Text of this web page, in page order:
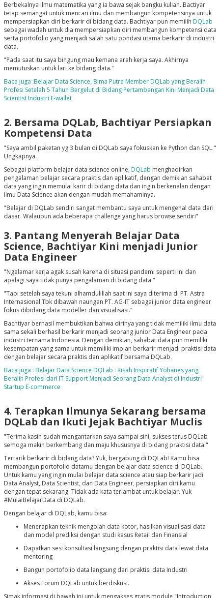
Berbekalnya ilmu matematika yang ia bawa sejak bangku kuliah. Bactiyar
tetap semangat untuk mencari ilmu dan membangun kompetensinya untuk
mempersiapkan diri berkarir di bidang data. Bachtiyar pun memilih DQLab
sebagai wadah untuk dia mempersiapkan diri membangun kompetensi data
serta portofolio yang menjadi salah satu pondasi utama berkarir di industri
data.
"Pada saat itu saya bingung mau kemana arah kerja saya. Akhirnya
memutuskan untuk lari ke bidang data."
Baca juga :Belajar Data Science, Bima Putra Member DQLab yang Beralih
Profesi Setelah 5 Tahun Bergelut di Bidang Pertambangan Kini Menjadi Data
Scientist Industri E-wallet
2. Bersama DQLab, Bachtiyar Persiapkan
Kompetensi Data
"Saya ambil paketan yg 3 bulan di DQLab saya fokuskan ke Python dan SQL."
Ungkapnya.
Sebagai platform belajar data science online, DQLab menghadirkan
pengalaman belajar secara praktis dan aplikatif, dengan demikian sahabat
data yang ingin memulai karir di bidang data dan ingin berkenalan dengan
ilmu Data Science akan dengan mudah memahaminya.
"Belajar di DQLab sendiri sangat membantu saya untuk mengenal data dari
dasar. Walaupun ada beberapa challenge yang harus browse sendiri"
3. Pantang Menyerah Belajar Data
Science, Bachtiyar Kini menjadi Junior
Data Engineer
"Ngelamar kerja agak susah karena di situasi pandemi seperti ini dan
apalagi saya tidak punya pengalaman di bidang data."
"Tapi setelah saya tekuni alhamdulillah saat ini saya diterima di PT. Astra
Internasional Tbk dibawah naungan PT. AG-IT sebagai junior data engineer
fokus dibidang data modeller dan visualisasi."
Bachtiyar berhasil membuktikan bahwa dirinya yang tidak memiliki ilmu data
sama sekali berhasil berkarir menjadi seorang junior Data Engineer pada
industri ternama Indonesia. Dengan demikian, sahabat data pun memiliki
kesempatan yang sama untuk memiliki impian berkarir menjadi praktisi data
dengan belajar secara praktis dan aplikatif bersama DQLab.
Baca juga : Belajar Data Science DQLab : Kisah Inspiratif Yohanes yang
Beralih Profesi dari IT Support Menjadi Seorang Data Analyst di Industri
Startup E-commerce
4. Terapkan Ilmunya Sekarang bersama
DQLab dan Ikuti Jejak Bachtiyar Muclis
"Terima kasih sudah mengantarkan saya sampai sini, sukses terus DQLab
semoga makin berkembang dan maju khususnya di bidang praktisi data!"
Tertarik berkarir di bidang data? Yuk, bergabung di DQLab! Kamu bisa
membangun portofolio datamu dengan belajar data science di DQLab.
Untuk kamu yang ingin mulai belajar data science atau siap berkarir jadi
Data Analyst, Data Scientist, dan Data Engineer, persiapkan diri kamu
dengan tepat sekarang. Tidak ada kata terlambat untuk belajar. Yuk
#MulaiBelajarData di DQLab.
Dengan belajar di DQLab, kamu bisa:
Menerapkan teknik mengolah data kotor, hasilkan visualisasi data
dan model prediksi dengan studi kasus Retail dan Finansial
Dapatkan sesi konsultasi langsung dengan praktisi data lewat data
mentoring
Bangun portofolio data langsung dari praktisi data Industri
Akses Forum DQLab untuk berdiskusi.